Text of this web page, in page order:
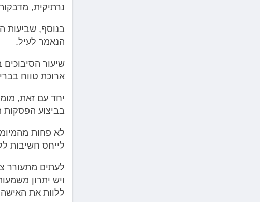
נרתיקית,
בנוסף, שביעות
הנאמר לעיל.
שיעור
ארוכת טווח
יחד עם זאת,
בביצוע הפסקות
לא פחות
לייחס חשיבות
לעתים מתעורר
ויש יתרון
ללוות את